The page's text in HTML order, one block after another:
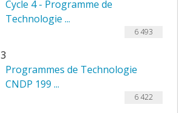
Cycle 4 - Programme de
Technologie ...
6 493
3
Programmes de Technologie
CNDP 199 ...
6 422